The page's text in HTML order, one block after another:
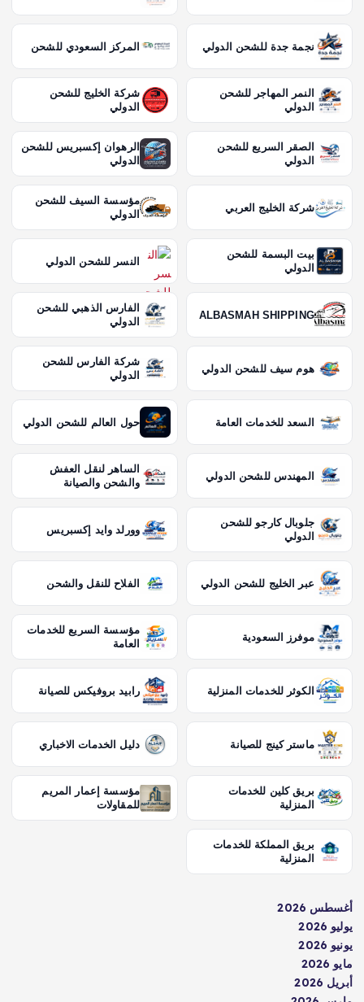
نجمة جدة للشحن الدولي المركز السعودي للشحن
النمر المهاجر للشحن
الدولي
شركة الخليج للشحن
الدولي
الصقر السريع للشحن
الدولي
الرهوان إكسبريس للشحن
الدولي
شركة الخليج العربي
مؤسسة السيف للشحن
الدولي
بيت البسمة للشحن
الدولي
النسر للشحن الدولي
ALBASMAH SHIPPING
الفارس الذهبي للشحن
الدولي
هوم سيف للشحن الدولي
شركة الفارس للشحن
الدولي
السعد للخدمات العامة حول العالم للشحن الدولي
المهندس للشحن الدولي
الساهر لنقل العفش
والشحن والصيانة
جلوبال كارجو للشحن
الدولي
وورلد وايد إكسبريس
عبر الخليج للشحن الدولي الفلاح للنقل والشحن
موفرز السعودية
مؤسسة السريع للخدمات
العامة
الكوثر للخدمات المنزلية رابيد بروفيكس للصيانة
ماستر كينج للصيانة دليل الخدمات الاخباري
بريق كلين للخدمات
المنزلية
مؤسسة إعمار المريم
للمقاولات
بريق المملكة للخدمات
المنزلية
أغسطس 2026
يوليو 2026
يونيو 2026
مايو 2026
أبريل 2026